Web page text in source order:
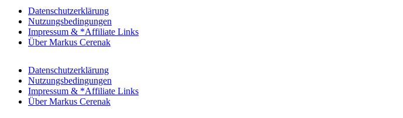
Datenschutzerklärung
Nutzungsbedingungen
Impressum & *Affiliate Links
Über Markus Cerenak
Datenschutzerklärung
Nutzungsbedingungen
Impressum & *Affiliate Links
Über Markus Cerenak